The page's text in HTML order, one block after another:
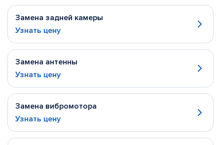
Замена задней камеры
Узнать цену
Замена антенны
Узнать цену
Замена вибромотора
Узнать цену